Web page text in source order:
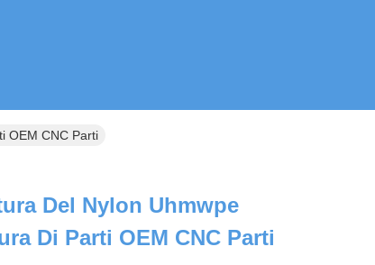
OEM CNC Parti
Del Nylon Uhmwpe
Di Parti OEM CNC Parti